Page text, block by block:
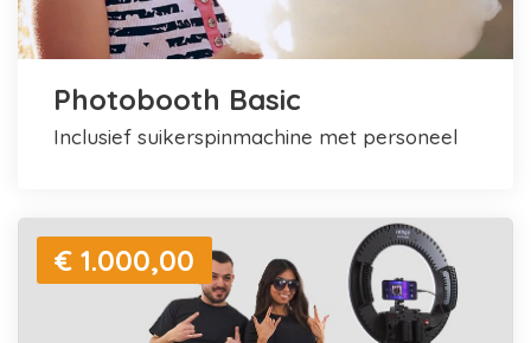
Photobooth Basic
inclusief suikerspinmachine met personeel
€ 1.000,00